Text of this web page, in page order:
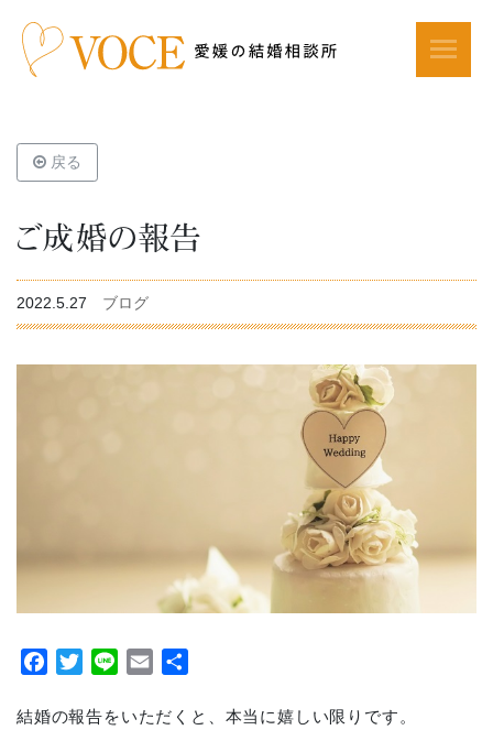
戻る
ご成婚の報告
2022.5.27 ブログ
Facebook
TwitterLine Email
結婚の報告をいただくと、本当に嬉しい限りです。